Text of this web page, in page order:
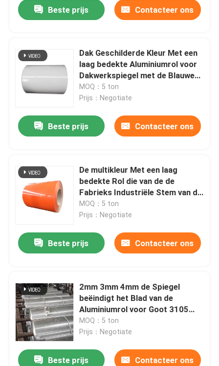
Beste prijs Contacteer ons
Dak Geschilderde Kleur Met een
laag bedekte Aluminiumrol voor
Dakwerkspiegel met de Blauwe
Deur 2.5T/Coil van het Filmop
een hoger niveau weergeven
MOQ：5 ton
Prijs：Negotiate
Beste prijs Contacteer ons
De multikleur Met een laag
bedekte Rol die van de de
Fabrieks Industriële Stem van de
Aluminiumrol Legering 3003 H14
vouwen van Astm B209
MOQ：5 ton
Prijs：Negotiate
Beste prijs Contacteer ons
2mm 3mm 4mm de Spiegel
beëindigt het Blad van de
Aluminiumrol voor Goot 3105
1100 van de Kanaalbrief
MOQ：5 ton
Prijs：Negotiate
Beste prijs Contacteer ons